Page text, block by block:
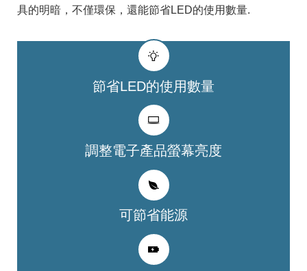
具的明暗，不僅環保，還能節省LED的使用數量.
節省LED的使用數量
調整電子產品螢幕亮度
可節省能源